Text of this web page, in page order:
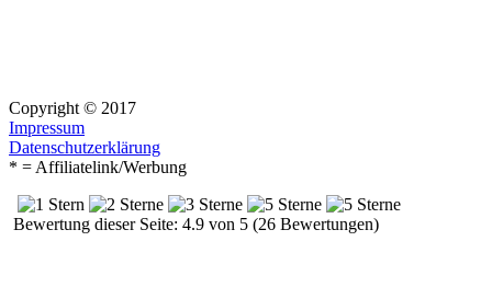
Copyright © 2017
Impressum
Datenschutzerklärung
* = Affiliatelink/Werbung
Bewertung dieser Seite: 4.9 von 5 (26 Bewertungen)